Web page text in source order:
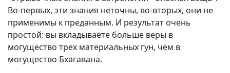
Во-первых, эти знания неточны, во-вторых, они не
применимы к преданным. И результат очень
простой: вы вкладываете больше веры в
могущество трех материальных гун, чем в
могущество Бхагавана.